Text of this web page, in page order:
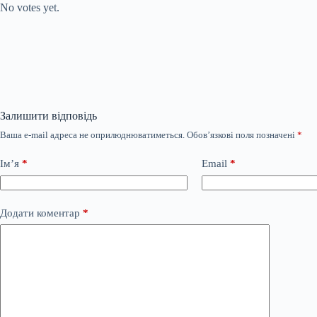
No votes yet.
Залишити відповідь
Ваша e-mail адреса не оприлюднюватиметься. Обов’язкові поля позначені *
Ім’я * Email *
Додати коментар *